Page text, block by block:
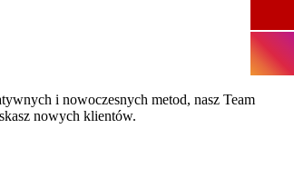
i nowoczesnych metod, nasz Team
nowych klientów.